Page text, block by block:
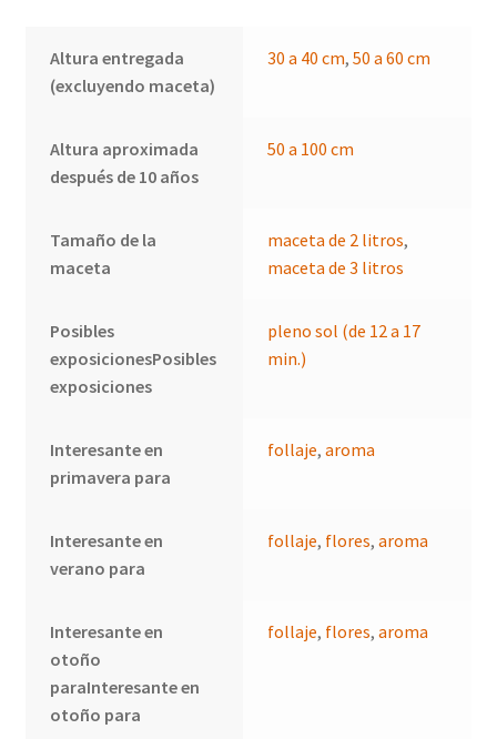
Altura entregada
(excluyendo maceta)
30 a 40 cm,50 a 60 cm
Altura aproximada
después de 10 años
50 a 100 cm
Tamaño de la
maceta
maceta de 2 litros,
maceta de 3 litros
Posibles
exposicionesPosibles
exposiciones
pleno sol (de 12 a 17
min.)
Interesante en
primavera para
follaje,aroma
Interesante en
verano para
follaje, flores,aroma
Interesante en
otoño
paraInteresante en
otoño para
follaje, flores,aroma